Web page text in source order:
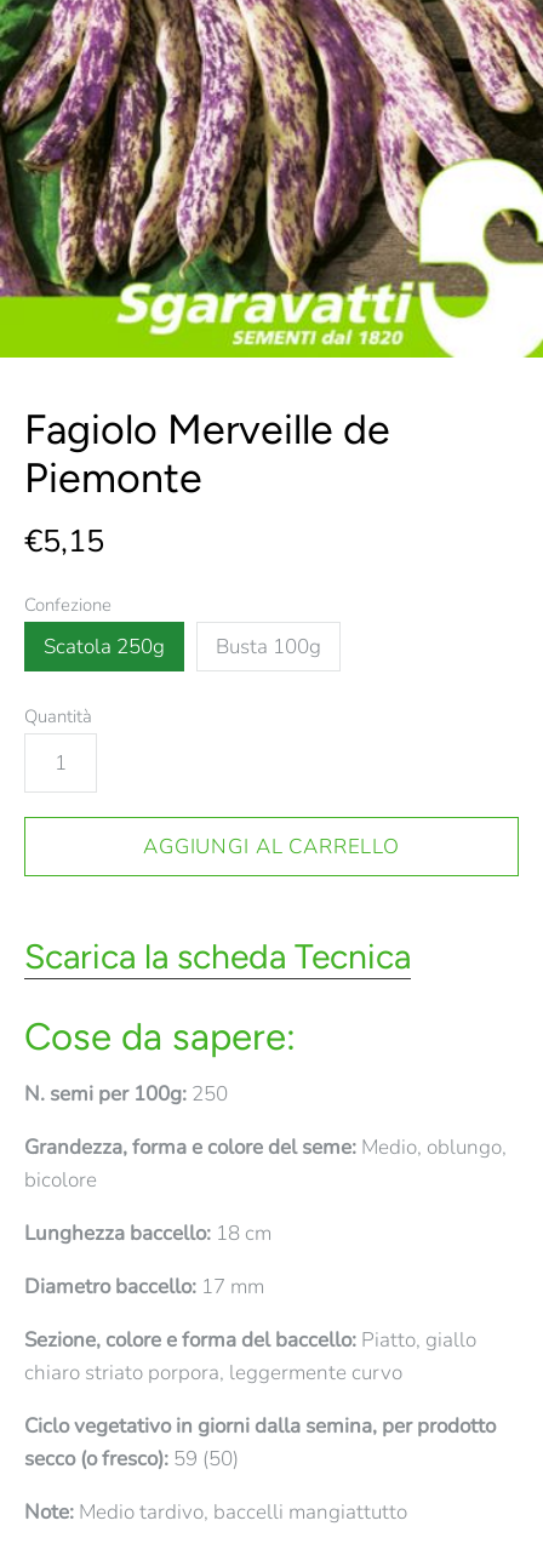
Fagiolo Merveille de
Piemonte
€5,15
Confezione
Scatola 250g Busta 100g
Quantità
Scarica la scheda Tecnica
Cose da sapere:
N. semi per 100g: 250
Grandezza, forma e colore del seme: Medio, oblungo,
bicolore
Lunghezza baccello: 18 cm
Diametro baccello: 17 mm
Sezione, colore e forma del baccello: Piatto, giallo
chiaro striato porpora, leggermente curvo
Ciclo vegetativo in giorni dalla semina, per prodotto
secco (o fresco): 59 (50)
Note: Medio tardivo, baccelli mangiattutto